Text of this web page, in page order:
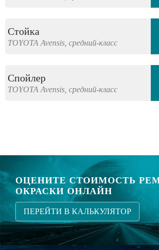
Стойка
TOYOTA Avensis, средний-класс
Спойлер
TOYOTA Avensis, средний-класс
ОЦЕНИТЕ СТОИМОСТЬ
ОКРАСКИ ОНЛАЙН
ПЕРЕЙТИ В КАЛЬКУЛЯТОР